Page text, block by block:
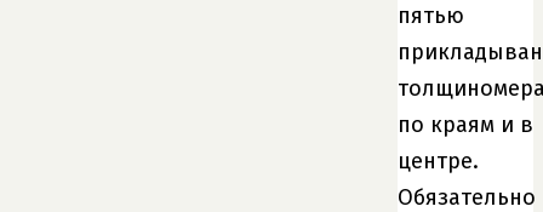
пятью
по краям и в
центре.
Обязательно